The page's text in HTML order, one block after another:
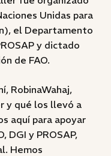
Unidas para
el Departamento
y dictado
de FAO.
RobinaWahaj,
y qué los llevó a
aquí para apoyar
DGI y PROSAP,
Hemos